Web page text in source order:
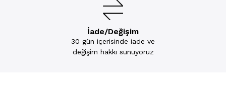
İade/Değişim
30 gün içerisinde iade ve
değişim hakkı sunuyoruz